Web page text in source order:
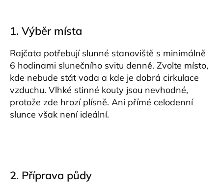
1. Výběr místa
Rajčata potřebují slunné stanoviště s minimálně
6 hodinami slunečního svitu denně. Zvolte místo,
kde nebude stát voda a kde je dobrá cirkulace
vzduchu. Vlhké stinné kouty jsou nevhodné,
protože zde hrozí plísně. Ani přímé celodenní
slunce však není ideální.
2. Příprava půdy